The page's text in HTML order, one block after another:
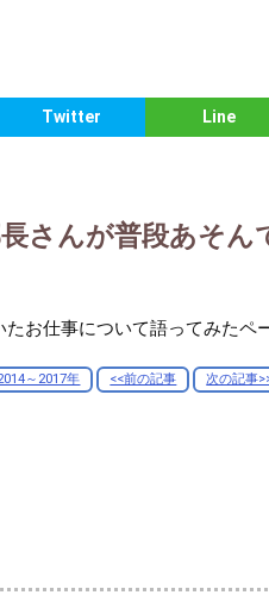
Twitter Line
さんが普段あそ
お仕事について語ってみたペ
～2017年 <<前の記事 次の記事